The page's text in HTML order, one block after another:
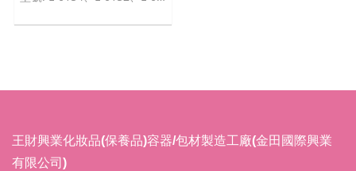
王財興業化妝品(保養品)容器/包材製造工廠(金田國際興業
有限公司)